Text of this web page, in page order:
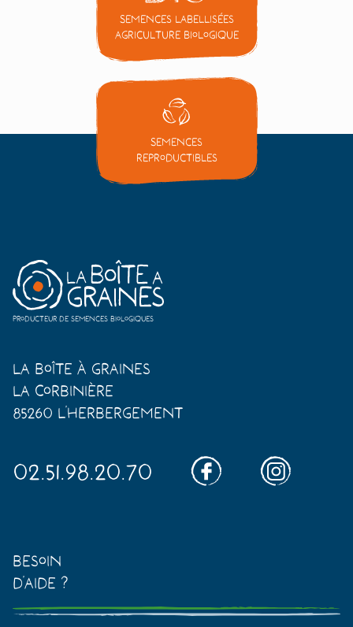
Semences labellisées
Agriculture Biologique
Semences
reproductibles
Producteur de semences biologiques
La Boîte à Graines
La Corbinière
85260 L'Herbergement
02.51.98.20.70
Besoin
d'aide ?